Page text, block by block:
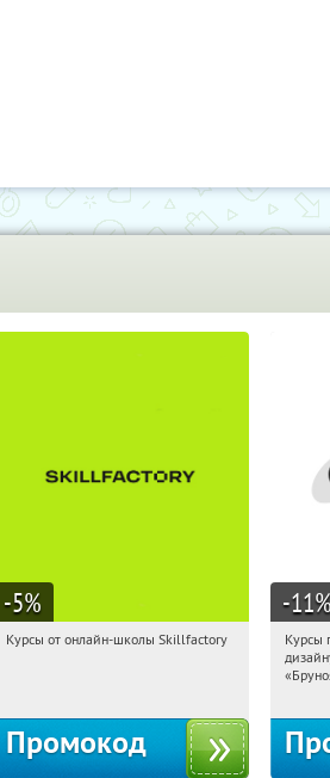
-5%
01:07:44
Получи первым!
Курсы от онлайн-школы Skillfactory
Промокод
-11%
Россия
Курсы